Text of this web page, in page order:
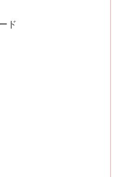
ド